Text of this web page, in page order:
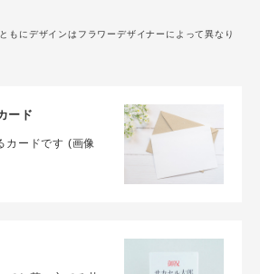
もにデザインはフラワーデザイナーによって異なり
ード
カードです (画像